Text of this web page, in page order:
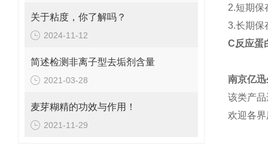
关于粘度，你了解吗？
2024-11-12
简述检测非离子型去垢剂含量
2021-03-28
麦芽糊精的功效与作用！
2021-11-29
2.短期
3.长期保
C反应蛋
南京亿
该类产
欢迎各